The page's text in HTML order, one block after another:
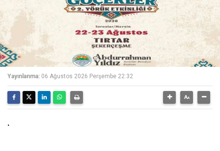
Yayınlanma: 06 Ağustos 2026 Perşembe 22:32
.